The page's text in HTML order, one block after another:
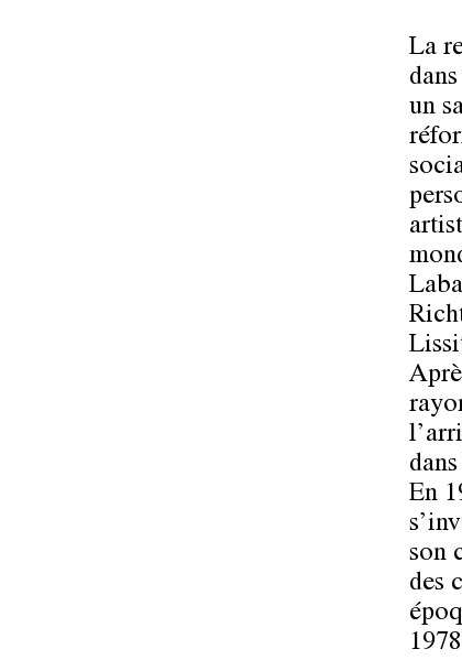
La
un
En
son
des